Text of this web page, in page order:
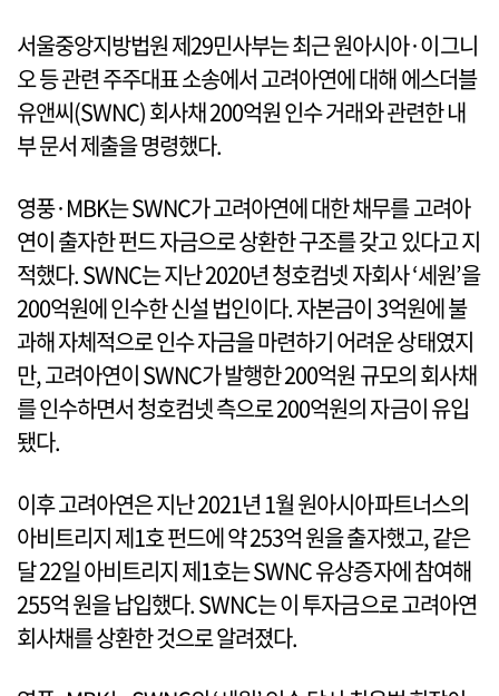
서울중앙지방법원 제29민사부는 최근 원아시아·이그니
오 등 관련 주주대표 소송에서 고려아연에 대해 에스더블
유앤씨(SWNC) 회사채 200억원 인수 거래와 관련한 내
부 문서 제출을 명령했다.
영풍·MBK는 SWNC가 고려아연에 대한 채무를 고려아
연이 출자한 펀드 자금으로 상환한 구조를 갖고 있다고 지
적했다. SWNC는 지난 2020년 청호컴넷 자회사 ‘세원’을
200억원에 인수한 신설 법인이다. 자본금이 3억원에 불
과해 자체적으로 인수 자금을 마련하기 어려운 상태였지
만, 고려아연이 SWNC가 발행한 200억원 규모의 회사채
를 인수하면서 청호컴넷 측으로 200억원의 자금이 유입
됐다.
이후 고려아연은 지난 2021년 1월 원아시아파트너스의
아비트리지 제1호 펀드에 약 253억 원을 출자했고, 같은
달 22일 아비트리지 제1호는 SWNC 유상증자에 참여해
255억 원을 납입했다. SWNC는 이 투자금으로 고려아연
회사채를 상환한 것으로 알려졌다.